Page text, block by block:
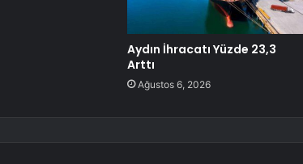
Aydın İhracatı Yüzde 23,3
Arttı
Ağustos 6, 2026